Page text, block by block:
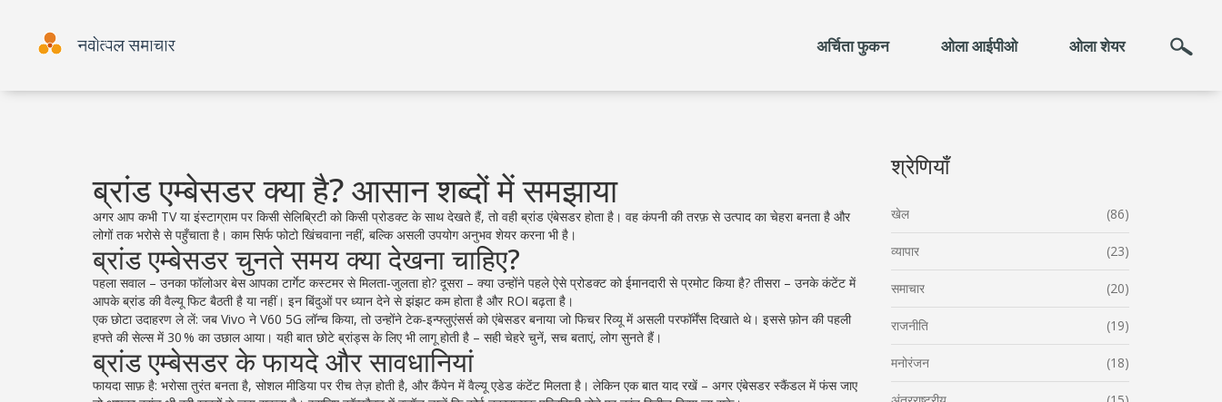
अर्चिता फुकन ओला आईपीओ ओला शेयर
ब्रांड एम्बेसडर क्या है? आसान शब्दों में समझाया
अगर आप कभी TV या इंस्टाग्राम पर किसी सेलिब्रिटी को किसी प्रोडक्ट के साथ देखते हैं, तो वही ब्रांड एंबेसडर होता है। वह कंपनी की तरफ़ से उत्पाद का चेहरा बनता है और
लोगों तक भरोसे से पहुँचाता है। काम सिर्फ फोटो खिंचवाना नहीं, बल्कि असली उपयोग अनुभव शेयर करना भी है।
ब्रांड एम्बेसडर चुनते समय क्या देखना चाहिए?
पहला सवाल – उनका फॉलोअर बेस आपका टार्गेट कस्टमर से मिलता‑जुलता हो? दूसरा – क्या उन्होंने पहले ऐसे प्रोडक्ट को ईमानदारी से प्रमोट किया है? तीसरा – उनके कंटेंट में
आपके ब्रांड की वैल्यू फिट बैठती है या नहीं। इन बिंदुओं पर ध्यान देने से झंझट कम होता है और ROI बढ़ता है।
एक छोटा उदाहरण ले लें: जब Vivo ने V60 5G लॉन्च किया, तो उन्होंने टेक‑इन्फ्लुएंसर्स को एंबेसडर बनाया जो फिचर रिव्यू में असली परफॉर्मेंस दिखाते थे। इससे फ़ोन की पहली
हफ्ते की सेल्स में 30 % का उछाल आया। यही बात छोटे ब्रांड्स के लिए भी लागू होती है – सही चेहरे चुनें, सच बताएं, लोग सुनते हैं।
ब्रांड एम्बेसडर के फायदे और सावधानियां
फायदा साफ़ है: भरोसा तुरंत बनता है, सोशल मीडिया पर रीच तेज़ होती है, और कैंपेन में वैल्यू एडेड कंटेंट मिलता है। लेकिन एक बात याद रखें – अगर एंबेसडर स्कैंडल में फंस जाए
श्रेणियाँ
खेल (86)
व्यापार (23)
समाचार (20)
राजनीति (19)
मनोरंजन (18)